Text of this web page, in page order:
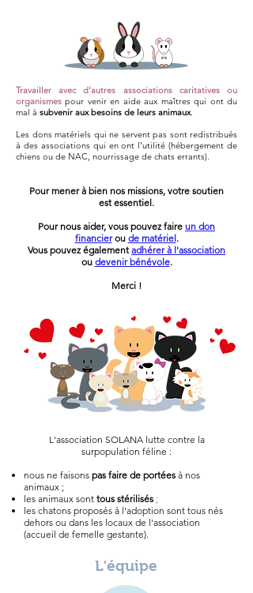
Travailler avec d'autres associations caritatives ou
organismes pour venir en aide aux maîtres qui ont du
mal à subvenir aux besoins de leurs animaux.
Les dons matériels qui ne servent pas sont redistribués
à des associations qui en ont l'utilité (hébergement de
chiens ou de NAC, nourrissage de chats errants).
Pour mener à bien nos missions, votre soutien
est essentiel.
Pour nous aider, vous pouvez faire un don
financierou de matériel.
Vous pouvez égalementadhérer à l'association
ou devenir bénévole.
Merci !
L'association SOLANA lutte contre la
surpopulation féline :
nous ne faisons pas faire de portées à nos
animaux ;
les animaux sont tous stérilisés ;
les chatons proposés à l'adoption sont tous nés
dehors ou dans les locaux de l'association
(accueil de femelle gestante).
L'équipe